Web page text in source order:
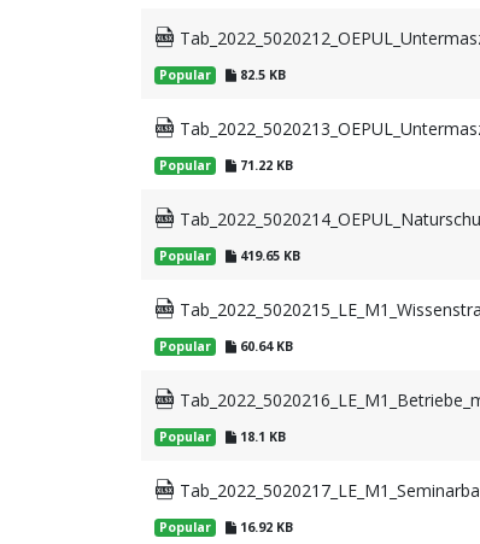
Popular 82.5 KB
Popular 71.22 KB
Popular 419.65 KB
Popular 60.64 KB
Popular 18.1 KB
Popular 16.92 KB